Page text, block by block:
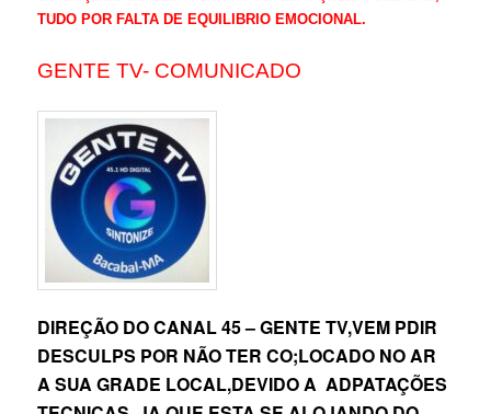
TUDO POR FALTA DE EQUILIBRIO EMOCIONAL.
GENTE TV- COMUNICADO
DIREÇÃO DO CANAL 45 – GENTE TV,VEM PDIR
DESCULPS POR NÃO TER CO;LOCADO NO AR
A SUA GRADE LOCAL,DEVIDO A ADPATAÇÕES